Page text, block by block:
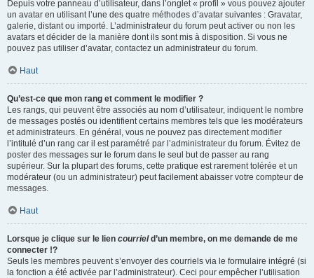
Depuis votre panneau d’utilisateur, dans l’onglet « profil » vous pouvez ajouter
un avatar en utilisant l’une des quatre méthodes d’avatar suivantes : Gravatar,
galerie, distant ou importé. L’administrateur du forum peut activer ou non les
avatars et décider de la manière dont ils sont mis à disposition. Si vous ne
pouvez pas utiliser d’avatar, contactez un administrateur du forum.
Haut
Qu’est-ce que mon rang et comment le modifier ?
Les rangs, qui peuvent être associés au nom d’utilisateur, indiquent le nombre
de messages postés ou identifient certains membres tels que les modérateurs
et administrateurs. En général, vous ne pouvez pas directement modifier
l’intitulé d’un rang car il est paramétré par l’administrateur du forum. Évitez de
poster des messages sur le forum dans le seul but de passer au rang
supérieur. Sur la plupart des forums, cette pratique est rarement tolérée et un
modérateur (ou un administrateur) peut facilement abaisser votre compteur de
messages.
Haut
Lorsque je clique sur le lien courrield’un membre, on me demande de me
connecter !?
Seuls les membres peuvent s’envoyer des courriels via le formulaire intégré (si
la fonction a été activée par l’administrateur). Ceci pour empêcher l’utilisation